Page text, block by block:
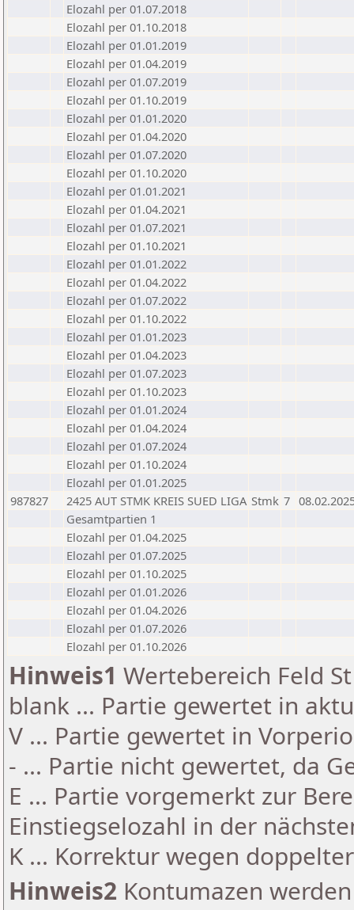
Elozahl per 01.07.2018
Elozahl per 01.10.2018
Elozahl per 01.01.2019
Elozahl per 01.04.2019
Elozahl per 01.07.2019
Elozahl per 01.10.2019
Elozahl per 01.01.2020
Elozahl per 01.04.2020
Elozahl per 01.07.2020
Elozahl per 01.10.2020
Elozahl per 01.01.2021
Elozahl per 01.04.2021
Elozahl per 01.07.2021
Elozahl per 01.10.2021
Elozahl per 01.01.2022
Elozahl per 01.04.2022
Elozahl per 01.07.2022
Elozahl per 01.10.2022
Elozahl per 01.01.2023
Elozahl per 01.04.2023
Elozahl per 01.07.2023
Elozahl per 01.10.2023
Elozahl per 01.01.2024
Elozahl per 01.04.2024
Elozahl per 01.07.2024
Elozahl per 01.10.2024
Elozahl per 01.01.2025
987827
2425 AUT STMK KREIS SUED LIGA Stmk 7
Gesamtpartien 1
Elozahl per 01.04.2025
Elozahl per 01.07.2025
Elozahl per 01.10.2025
Elozahl per 01.01.2026
Elozahl per 01.04.2026
Elozahl per 01.07.2026
Elozahl per 01.10.2026
Hinweis1 Wertebereich Feld
blank ... Partie gewertet in
V ... Partie gewertet in
- ... Partie nicht gewertet, da
E ... Partie vorgemerkt zur
Einstiegselozahl in der
K ... Korrektur wegen
Hinweis2 Kontumazen